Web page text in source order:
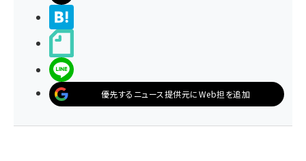
優先するニュース提供元にWeb担を追加